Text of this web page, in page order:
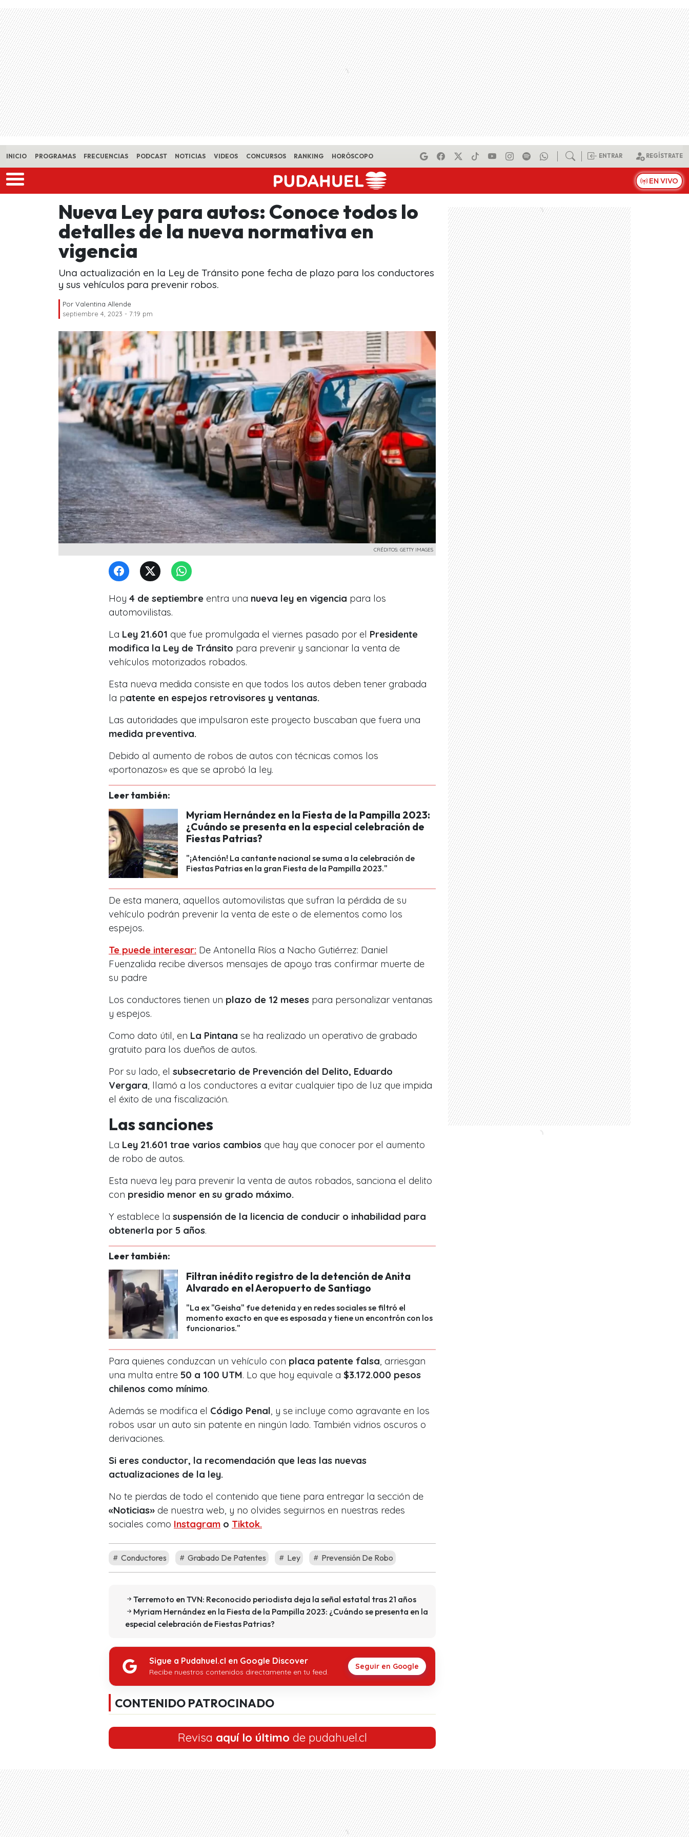
Skip to main content
INICIO PROGRAMAS FRECUENCIAS PODCAST NOTICIAS VIDEOS CONCURSOS RANKING HORÓSCOPO ENTRAR REGÍSTRATE
EN VIVO
Nueva Ley para autos: Conoce todos lo
detalles de la nueva normativa en
vigencia
Una actualización en la Ley de Tránsito pone fecha de plazo para los conductores
y sus vehículos para prevenir robos.
Por Valentina Allende
septiembre 4, 2023 - 7:19 pm
CRÉDITOS: GETTY IMAGES
Hoy 4 de septiembre entra una nueva ley en vigencia para los
automovilistas.
La Ley 21.601 que fue promulgada el viernes pasado por el Presidente
modifica la Ley de Tránsito para prevenir y sancionar la venta de
vehículos motorizados robados.
Esta nueva medida consiste en que todos los autos deben tener grabada
la patente en espejos retrovisores y ventanas.
Las autoridades que impulsaron este proyecto buscaban que fuera una
medida preventiva.
Debido al aumento de robos de autos con técnicas comos los
«portonazos» es que se aprobó la ley.
Leer también:
Myriam Hernández en la Fiesta de la Pampilla 2023:
¿Cuándo se presenta en la especial celebración de
Fiestas Patrias?
"¡Atención! La cantante nacional se suma a la celebración de
Fiestas Patrias en la gran Fiesta de la Pampilla 2023."
De esta manera, aquellos automovilistas que sufran la pérdida de su
vehículo podrán prevenir la venta de este o de elementos como los
espejos.
Te puede interesar: De Antonella Ríos a Nacho Gutiérrez: Daniel
Fuenzalida recibe diversos mensajes de apoyo tras confirmar muerte de
su padre
Los conductores tienen un plazo de 12 meses para personalizar ventanas
y espejos.
Como dato útil, en La Pintana se ha realizado un operativo de grabado
gratuito para los dueños de autos.
Por su lado, el subsecretario de Prevención del Delito, Eduardo
Vergara , llamó a los conductores a evitar cualquier tipo de luz que impida
el éxito de una fiscalización.
Las sanciones
La Ley 21.601 trae varios cambios que hay que conocer por el aumento
de robo de autos.
Esta nueva ley para prevenir la venta de autos robados, sanciona el delito
con presidio menor en su grado máximo.
Y establece la suspensión de la licencia de conducir o inhabilidad para
obtenerla por 5 años.
Leer también:
Filtran inédito registro de la detención de Anita
Alvarado en el Aeropuerto de Santiago
"La ex "Geisha" fue detenida y en redes sociales se filtró el
momento exacto en que es esposada y tiene un encontrón con los
funcionarios."
Para quienes conduzcan un vehículo con placa patente falsa , arriesgan
una multa entre 50 a 100 UTM. Lo que hoy equivale a $3.172.000 pesos
chilenos como mínimo.
Además se modifica el Código Penal , y se incluye como agravante en los
robos usar un auto sin patente en ningún lado. También vidrios oscuros o
derivaciones.
Si eres conductor, la recomendación que leas las nuevas
actualizaciones de la ley.
No te pierdas de todo el contenido que tiene para entregar la sección de
«Noticias» de nuestra web, y no olvides seguirnos en nuestras redes
sociales como Instagram o Tiktok.
Conductores Grabado De Patentes Ley Prevensión De Robo
Terremoto en TVN: Reconocido periodista deja la señal estatal tras 21 años
Myriam Hernández en la Fiesta de la Pampilla 2023: ¿Cuándo se presenta en la
especial celebración de Fiestas Patrias?
Sigue a Pudahuel.cl en Google Discover
Recibe nuestros contenidos directamente en tu feed.
Seguir en Google
CONTENIDO PATROCINADO
Revisa aquí lo último de pudahuel.cl